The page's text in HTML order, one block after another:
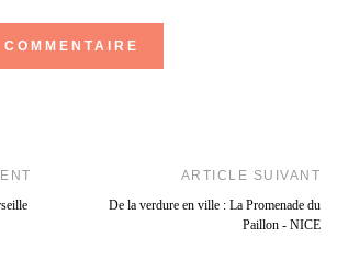
ARTICLE SUIVANT
De la verdure en ville : La Promenade du
Paillon - NICE